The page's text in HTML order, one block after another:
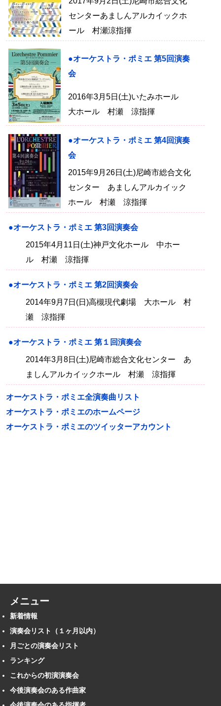
センターあましんアルカイックホ
ール 村瀬涼指揮
●オーケストラ・ポミエ 第5回演奏
会
2016年3月5日(土)いたみホール
大ホール 村瀬 涼指揮
●オーケストラ・ポミエ 第4回演奏
会
2015年9月26日(土)尼崎市総合文化
センター あましんアルカイック
ホール 村瀬 涼指揮
●オーケストラ・ポミエ 第3回演奏会
2015年4月11日(土)神戸文化ホール 中ホー
ル 村瀬 涼指揮
●オーケストラ・ポミエ 第2回演奏会
2014年9月7日(日)高槻現代劇場 大ホール 村
瀬 涼指揮
●オーケストラ・ポミエ 第１回演奏会
2014年3月8日(土)尼崎市総合文化センター あ
ましんアルカイックホール 村瀬 涼指揮
オーケストラ・ポミエ全演奏曲リスト
オーケストラ・ポミエのホームページ
オーケストラ・ポミエのツイッターアカウント
メニュー
新着情報
演奏会リスト（１ヶ月以内）
月ごとの演奏会リスト
ランキング
これからの初演演奏会
今後演奏会のある作曲家